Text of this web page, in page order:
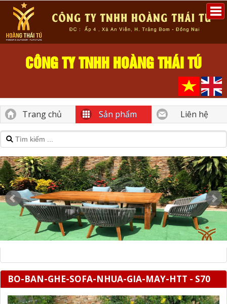
CÔNG TY TNHH HOÀNG THÁI TÚ
Trang chủ Sản phẩm Liên hệ
BO-BAN-GHE-SOFA-NHUA-GIA-MAY-HTT - S70